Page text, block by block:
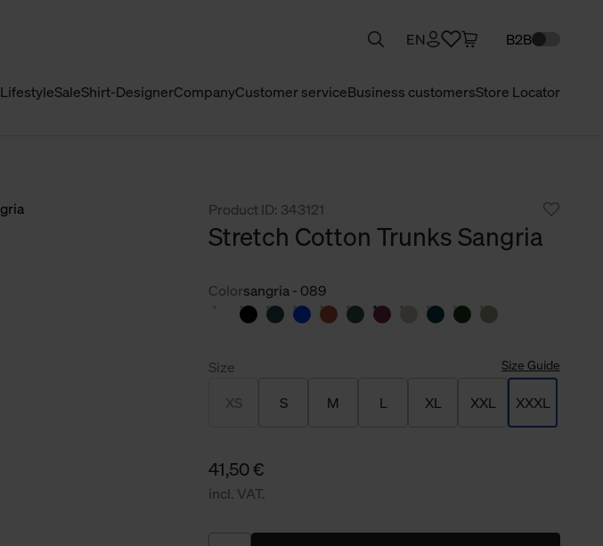
LifestyleSaleShirt-DesignerCompanyCustomer serviceBusiness customersStore Locator
EN B2B
Product ID: 343121
Stretch Cotton Trunks Sangria
Colorsangria - 089
Size Size Guide
XS S M L XL XXL XXXL
41,50 €
incl. VAT.